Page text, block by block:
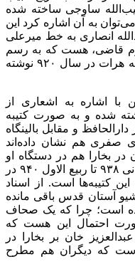
ساوجی ساخته شده
به آن اشاره کرد این
انصاری به خط میرعلی
قاضی، هست که به رسم
کتابخانه خواجه حبیب‌الله در دارالسلطنه هرات در سال ۹۲۰ نوشته
با اشاره به اشعاری از
شده و به صورت کتیبه
و مقابل بالینگاه
صفری هم نشان داده‌اند
بخارا هم در دستگاه او
بوده و گویا عبدالعزیزخان از جمادی ‌الثانی ۹۳۸ تا ربیع ‌الاول ۹۴۰ در
این کتیبه‌ها است. از اسناد
آستان قدس باقی مانده
است؛ چرا که یک صحاف
احتمال این هست که
خان بر بخارا در
که دیگران هم مطرح